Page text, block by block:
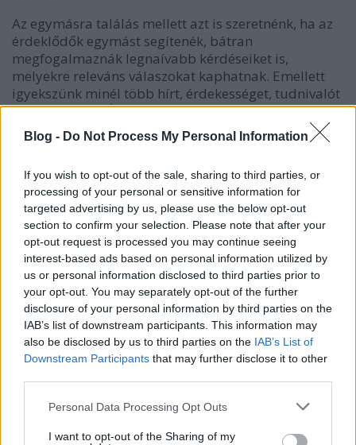
Blog - Do Not Process My Personal Information
If you wish to opt-out of the sale, sharing to third parties, or
processing of your personal or sensitive information for
targeted advertising by us, please use the below opt-out
section to confirm your selection. Please note that after your
opt-out request is processed you may continue seeing
interest-based ads based on personal information utilized by
us or personal information disclosed to third parties prior to
your opt-out. You may separately opt-out of the further
disclosure of your personal information by third parties on the
IAB’s list of downstream participants. This information may
also be disclosed by us to third parties on the IAB’s List of
Downstream Participants that may further disclose it to other
Please note that this website/app uses one or more Google
not limited to your visit or usage behaviour. You may click to
Personal Data Processing Opt Outs
I want to opt-out of the Sharing of my
Az egymásra találás mellett azt is szeretnénk, ha az
érdeklődők egymást segítenék, bátran
megfogalmaznák legnaívabb kérdéseiket is,
melyekre releváns válaszokat kaphatnak. Emellett
igyekszünk minél több hírt, érdekességet, tudnivalót
is összeszedni. És tőletek is ugyanezt kérjük.
Mindenkinek van mit tanulnia, megbeszélnie,
kérdeznie, átadnia.
Úgyhogy akit érdekel ez az egész,csatlakozzon
bátran.
Címkék:google dev iwiw api facebook open social miniapp
gfc
Ajánlott bejegyzések: